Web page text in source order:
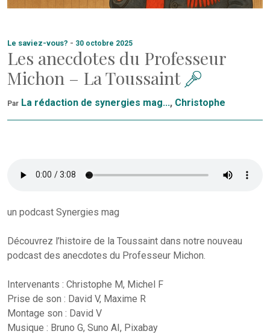
Le saviez-vous? - 30 octobre 2025
Les anecdotes du Professeur
Michon – La Toussaint
Par La rédaction de synergies mag..., Christophe
un podcast Synergies mag
Découvrez l’histoire de la Toussaint dans notre nouveau
podcast des anecdotes du Professeur Michon.
Intervenants : Christophe M, Michel F
Prise de son : David V, Maxime R
Montage son : David V
Musique : Bruno G, Suno AI, Pixabay